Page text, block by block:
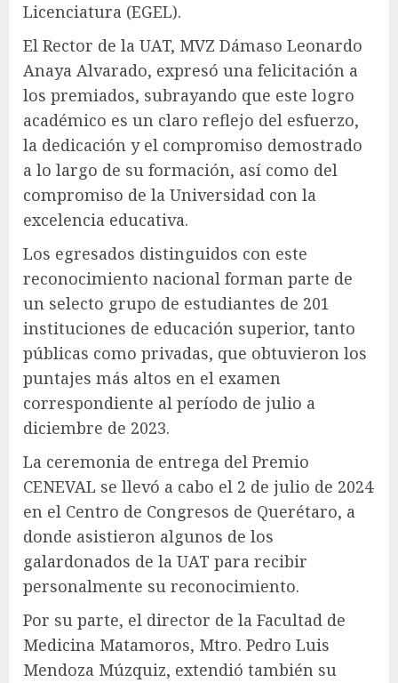
Licenciatura (EGEL).
El Rector de la UAT, MVZ Dámaso Leonardo
Anaya Alvarado, expresó una felicitación a
los premiados, subrayando que este logro
académico es un claro reflejo del esfuerzo,
la dedicación y el compromiso demostrado
a lo largo de su formación, así como del
compromiso de la Universidad con la
excelencia educativa.
Los egresados distinguidos con este
reconocimiento nacional forman parte de
un selecto grupo de estudiantes de 201
instituciones de educación superior, tanto
públicas como privadas, que obtuvieron los
puntajes más altos en el examen
correspondiente al período de julio a
diciembre de 2023.
La ceremonia de entrega del Premio
CENEVAL se llevó a cabo el 2 de julio de 2024
en el Centro de Congresos de Querétaro, a
donde asistieron algunos de los
galardonados de la UAT para recibir
personalmente su reconocimiento.
Por su parte, el director de la Facultad de
Medicina Matamoros, Mtro. Pedro Luis
Mendoza Múzquiz, extendió también su